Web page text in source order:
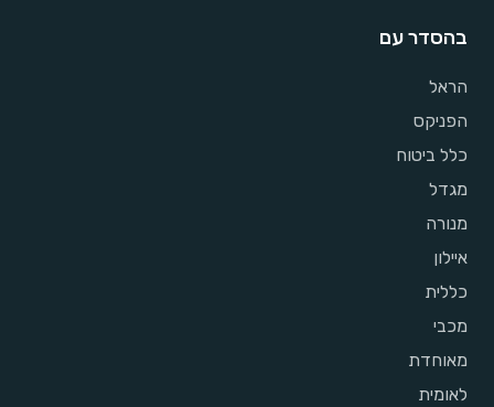
בהסדר עם
הראל
הפניקס
כלל ביטוח
מגדל
מנורה
איילון
כללית
מכבי
מאוחדת
לאומית